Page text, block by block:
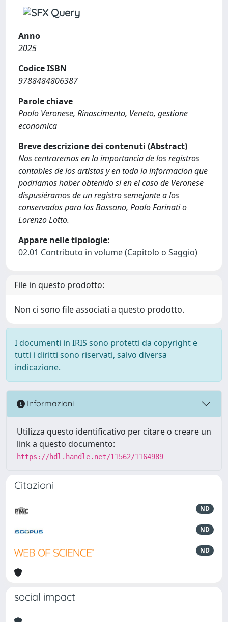
Anno
2025
Codice ISBN
9788484806387
Parole chiave
Paolo Veronese, Rinascimento, Veneto, gestione
economica
Breve descrizione dei contenuti (Abstract)
Nos centraremos en la importancia de los registros
contables de los artistas y en toda la informacion que
podriamos haber obtenido si en el caso de Veronese
dispusiéramos de un registro semejante a los
conservados para los Bassano, Paolo Farinati o
Lorenzo Lotto.
Appare nelle tipologie:
02.01 Contributo in volume (Capitolo o Saggio)
File in questo prodotto:
Non ci sono file associati a questo prodotto.
I documenti in IRIS sono protetti da copyright e
tutti i diritti sono riservati, salvo diversa
indicazione.
Informazioni
Utilizza questo identificativo per citare o creare un
link a questo documento:
https://hdl.handle.net/11562/1164989
Citazioni
ND
ND
ND
social impact